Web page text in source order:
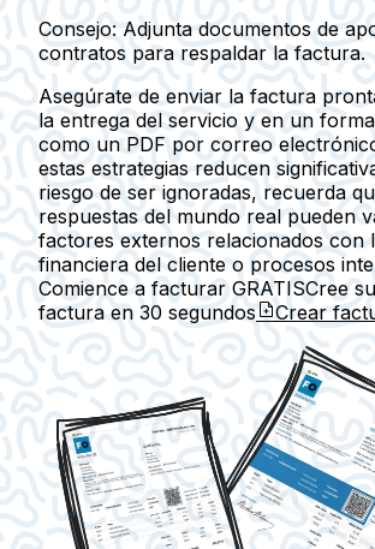
Consejo: Adjunta documentos de
contratos para respaldar la factura.
Asegúrate de enviar la factura
la entrega del servicio y en un
como un PDF por correo
estas estrategias reducen
riesgo de ser ignoradas, recuerda
respuestas del mundo real pueden
factores externos relacionados con
financiera del cliente o procesos
Comience a facturar GRATISCree
factura en 30 segundos Crear